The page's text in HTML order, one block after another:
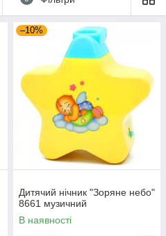
–10%
Дитячий нічник "Зоряне небо"
8661 музичний
В наявності